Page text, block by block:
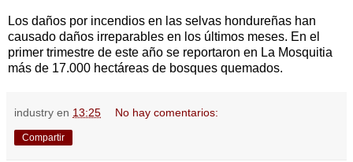
Los daños por incendios en las selvas hondureñas han
causado daños irreparables en los últimos meses. En el
primer trimestre de este año se reportaron en La Mosquitia
más de 17.000 hectáreas de bosques quemados.
industry en 13:25 No hay comentarios:
Compartir